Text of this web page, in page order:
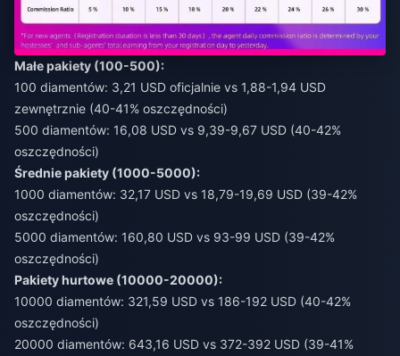
Małe pakiety (100-500):
100 diamentów: 3,21 USD oficjalnie vs 1,88-1,94 USD
zewnętrznie (40-41% oszczędności)
500 diamentów: 16,08 USD vs 9,39-9,67 USD (40-42%
oszczędności)
Średnie pakiety (1000-5000):
1000 diamentów: 32,17 USD vs 18,79-19,69 USD (39-42%
oszczędności)
5000 diamentów: 160,80 USD vs 93-99 USD (39-42%
oszczędności)
Pakiety hurtowe (10000-20000):
10000 diamentów: 321,59 USD vs 186-192 USD (40-42%
oszczędności)
20000 diamentów: 643,16 USD vs 372-392 USD (39-41%